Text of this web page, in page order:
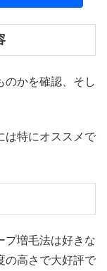
のかを確認、そし
は特にオススメで
プ増毛法は好きな
の高さで大好評で